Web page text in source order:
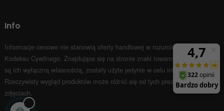
Info
Informacje cenowe nie stanowią oferty handlowej w rozumieniu Art.66 par.1
Kodeksu Cywilnego. Znajdujące się na stronie znaki towarowe i nazwy firm
są ich wyłączną własnością, zostały użyte jedynie w celu informacyjnym.
Rzeczywisty wygląd produktów może różnić się od tych prezentowanych na
zdjęciach.